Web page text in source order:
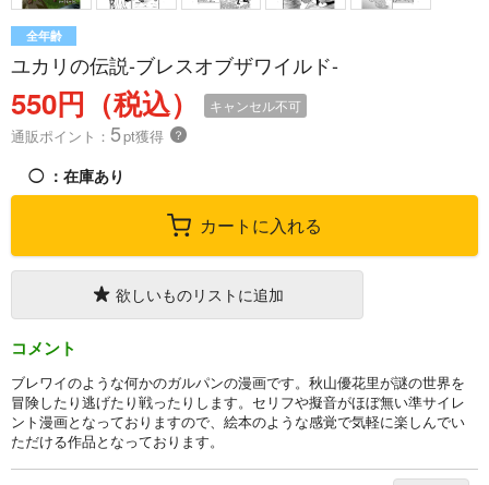
全年齢
ユカリの伝説-ブレスオブザワイルド-
550円（税込） キャンセル不可
通販ポイント： 5pt獲得 ？
◯ ：在庫あり
カートに入れる
欲しいものリストに追加
コメント
ブレワイのような何かのガルパンの漫画です。秋山優花里が謎の世界を
冒険したり逃げたり戦ったりします。セリフや擬音がほぼ無い準サイレ
ント漫画となっておりますので、絵本のような感覚で気軽に楽しんでい
ただける作品となっております。